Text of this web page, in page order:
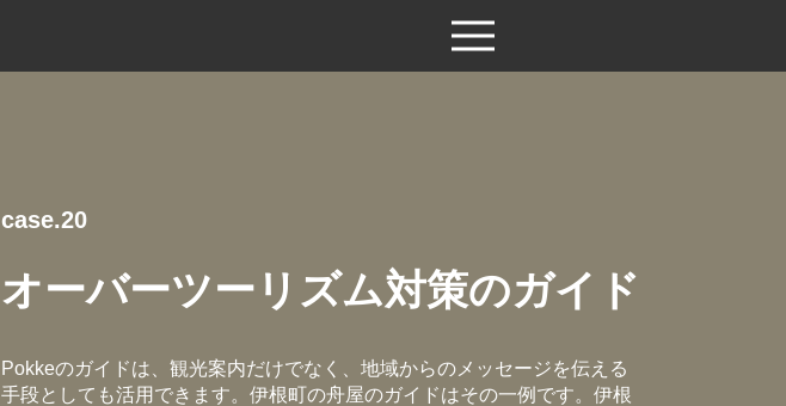
case.20
オーバーツーリズム対策のガイド
Pokkeのガイドは、観光案内だけでなく、地域からのメッセージを伝える
手段としても活用できます。伊根町の舟屋のガイドはその一例です。伊根